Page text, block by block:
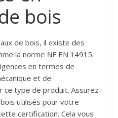
bois
de bois, il existe des
la norme NF EN 14915.
en termes de
et de
ce type de produit. Assurez-
utilisés pour votre
certification. Cela vous